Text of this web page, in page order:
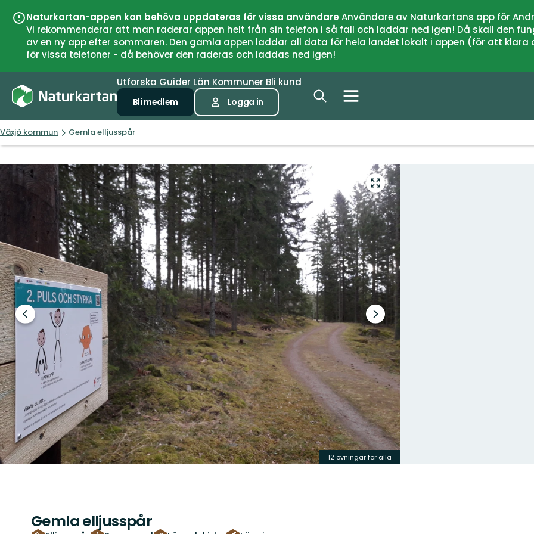
Naturkartan-appen kan behöva uppdateras för vissa användareAnvändare av Naturkartans app för
Vi rekommenderar att man raderar appen helt från sin telefon i så fall och laddar ned igen! Då skall den
av en ny app efter sommaren. Den gamla appen laddar all data för hela landet lokalt i appen (för att
för vissa telefoner - då behöver den raderas och laddas ned igen!
Utforska Guider Län Kommuner Bli kund
Bli medlem Logga in
Växjö kommun Gemla elljusspår
Gå
till
helskärmsläge
Föregående
bild
Nästa
bildspel
12 övningar för alla
Gemla elljusspår